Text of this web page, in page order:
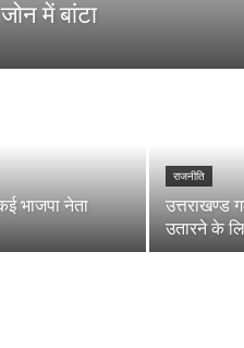
में बांटा
भाजपा नेता
राजनीति
उत्तराखण्ड
उतारने के